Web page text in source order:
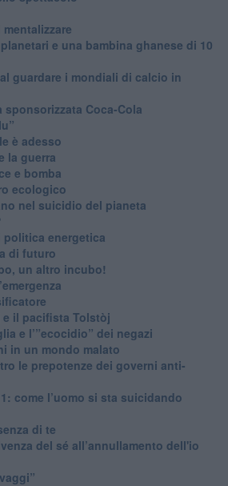
e una bambina ghanese di 10
guardare i mondiali di calcio in
sponsorizzata Coca-Cola
è adesso
la guerra
e bomba
ecologico
nel suicidio del pianeta
energetica
di futuro
un altro incubo!
il pacifista Tolstòj
e l’”ecocidio” dei negazi
in un mondo malato
le prepotenze dei governi anti-
come l’uomo si sta suicidando
di te
del sé all’annullamento dell'io